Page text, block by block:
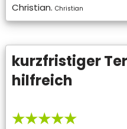
Christian. Christian
kurzfristiger
hilfreich
★★★★★